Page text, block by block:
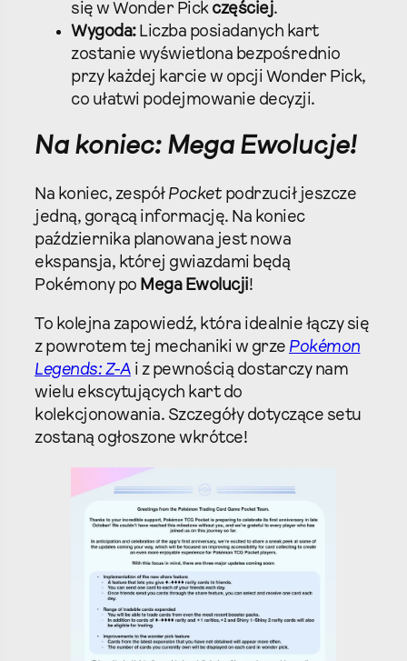
się w Wonder Pick częściej.
Wygoda:Liczba posiadanych kart
zostanie wyświetlona bezpośrednio
przy każdej karcie w opcji Wonder Pick,
co ułatwi podejmowanie decyzji.
Na koniec: Mega Ewolucje!
Na koniec, zespół Pocket podrzucił jeszcze
jedną, gorącą informację. Na koniec
października planowana jest nowa
ekspansja, której gwiazdami będą
Pokémony po Mega Ewolucji!
To kolejna zapowiedź, która idealnie łączy się
z powrotem tej mechaniki w grze Pokémon
Legends: Z-A i z pewnością dostarczy nam
wielu ekscytujących kart do
kolekcjonowania. Szczegóły dotyczące setu
zostaną ogłoszone wkrótce!